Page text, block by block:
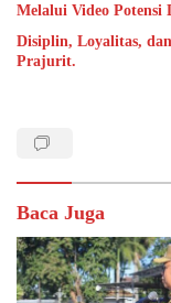
Melalui Video Potensi
Disiplin, Loyalitas,
Prajurit.
Baca Juga